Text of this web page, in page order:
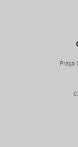
Praça